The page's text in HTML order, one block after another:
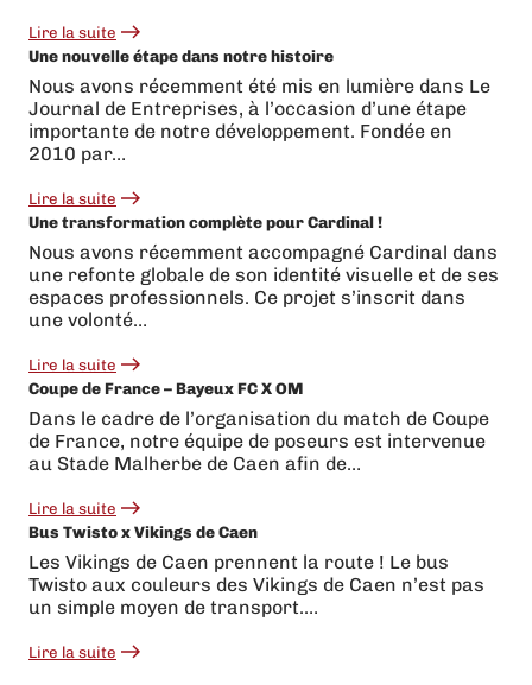
montée
historique
par
toute
une
ville
Lire la suite
:
Partenaire
de
l’exposition
Elizabeth
II,
à
l’Abbaye-
Hommes.
Une nouvelle étape dans notre histoire
Nous avons récemment été mis en lumière dans Le
Journal de Entreprises, à l’occasion d’une étape
importante de notre développement. Fondée en
2010 par…
Lire la suite
:
Une
nouvelle
étape
dans
notre
histoire
Une transformation complète pour Cardinal !
Nous avons récemment accompagné Cardinal dans
une refonte globale de son identité visuelle et de ses
espaces professionnels. Ce projet s’inscrit dans
une volonté…
Lire la suite
:
Une
transformation
complète
pour
Cardinal
Coupe de France – Bayeux FC X OM
Dans le cadre de l’organisation du match de Coupe
de France, notre équipe de poseurs est intervenue
au Stade Malherbe de Caen afin de…
Lire la suite
:
Coupe
de
France
–
Bayeux
OM
Bus Twisto x Vikings de Caen
Les Vikings de Caen prennent la route ! Le bus
Twisto aux couleurs des Vikings de Caen n’est pas
un simple moyen de transport.…
Lire la suite
: